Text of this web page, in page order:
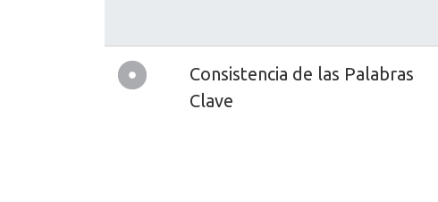
Consistencia de las Palabras
Clave